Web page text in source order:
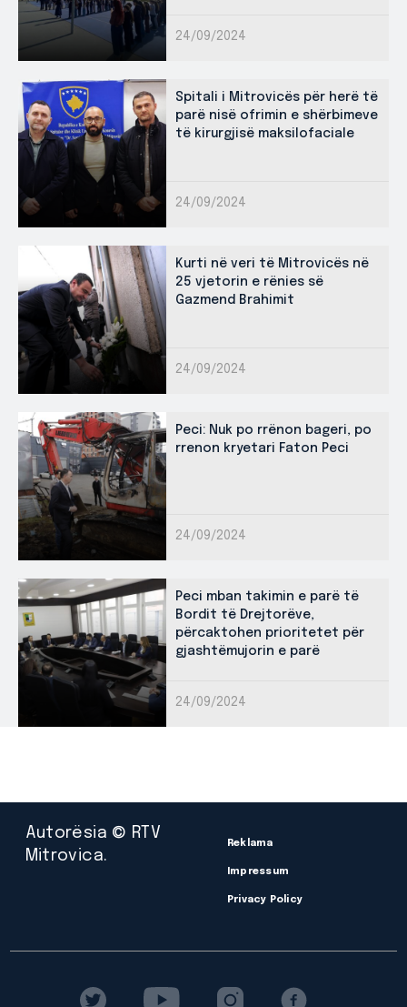
24/09/2024
Spitali i Mitrovicës për herë të
parë nisë ofrimin e shërbimeve
të kirurgjisë maksilofaciale
24/09/2024
Kurti në veri të Mitrovicës në
25 vjetorin e rënies së
Gazmend Brahimit
24/09/2024
Peci: Nuk po rrënon bageri, po
rrenon kryetari Faton Peci
24/09/2024
Peci mban takimin e parë të
Bordit të Drejtorëve,
përcaktohen prioritetet për
gjashtëmujorin e parë
24/09/2024
Autorësia © RTV
Mitrovica.
Reklama
Impressum
Privacy Policy